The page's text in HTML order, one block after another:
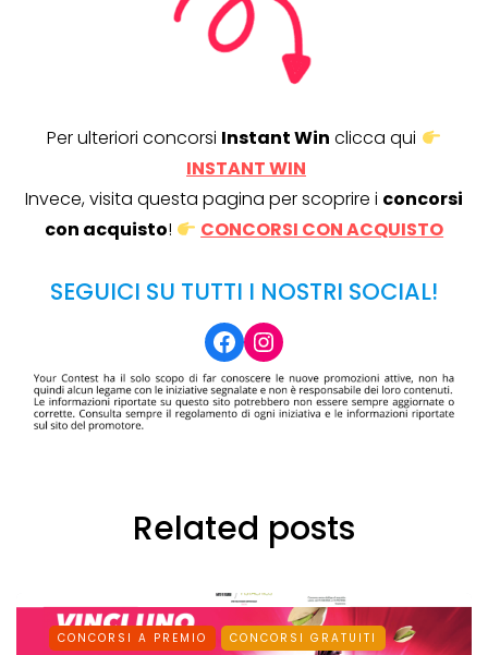
Per ulteriori concorsi Instant Win clicca qui
INSTANT WIN
Invece, visita questa pagina per scoprire i concorsi
con acquisto! CONCORSI CON ACQUISTO
SEGUICI SU TUTTI I NOSTRI SOCIAL!
Facebook
Instagram
Related posts
CONCORSI A PREMIO CONCORSI GRATUITI